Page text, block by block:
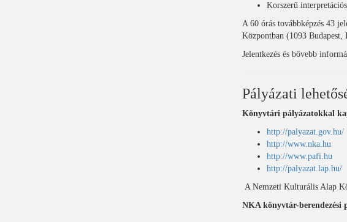
Korszerű
A 60 órás továbbképzés 43
Központban (1093
Jelentkezés és bővebb
Pályázati
Könyvtári pályázatokkal
http://palyazat.gov.hu/
http://www.nka.hu
http://www.pafi.hu
http://palyazat.lap.hu/
A Nemzeti Kulturális Alap
NKA könyvtár-berendezési